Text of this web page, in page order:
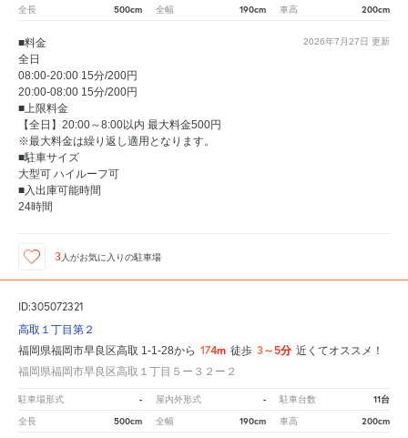
全長 500cm 全幅 190cm 車高 200cm
2026年7月27日 更新
■料金
全日
08:00-20:00 15分/200円
20:00-08:00 15分/200円
■上限料金
【全日】20:00～8:00以内 最大料金500円
※最大料金は繰り返し適用となります。
■駐車サイズ
大型可 ハイルーフ可
■入出庫可能時間
24時間
3 人がお気に入りの駐車場
ID:305072321
高取１丁目第２
福岡県福岡市早良区高取 1-1-28から 174m 徒歩 3～5分 近くてオススメ！
福岡県福岡市早良区高取１丁目５ー３２ー２
駐車場形式 - 屋内外形式 - 駐車台数 11台
全長 500cm 全幅 190cm 車高 200cm